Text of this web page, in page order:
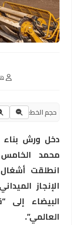
حجم الخط:
دخل ورش بناء
محمد
انطلقت أشغال
الإنجاز
البيضاء
العالمي”.